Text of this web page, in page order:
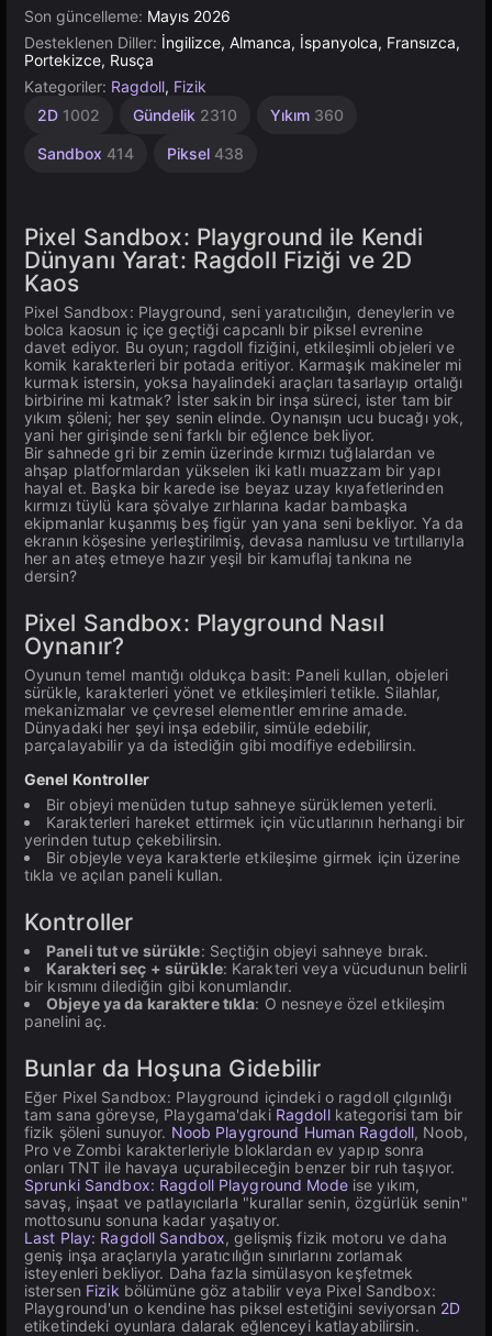
Son güncelleme: Mayıs 2026
Desteklenen Diller: İngilizce, Almanca, İspanyolca, Fransızca,
Portekizce, Rusça
Kategoriler: Ragdoll, Fizik
2D 1002 Gündelik 2310 Yıkım 360
Sandbox 414 Piksel 438
Pixel Sandbox: Playground ile Kendi
Dünyanı Yarat: Ragdoll Fiziği ve 2D
Kaos
Pixel Sandbox: Playground, seni yaratıcılığın, deneylerin ve
bolca kaosun iç içe geçtiği capcanlı bir piksel evrenine
davet ediyor. Bu oyun; ragdoll fiziğini, etkileşimli objeleri ve
komik karakterleri bir potada eritiyor. Karmaşık makineler mi
kurmak istersin, yoksa hayalindeki araçları tasarlayıp ortalığı
birbirine mi katmak? İster sakin bir inşa süreci, ister tam bir
yıkım şöleni; her şey senin elinde. Oynanışın ucu bucağı yok,
yani her girişinde seni farklı bir eğlence bekliyor.
Bir sahnede gri bir zemin üzerinde kırmızı tuğlalardan ve
ahşap platformlardan yükselen iki katlı muazzam bir yapı
hayal et. Başka bir karede ise beyaz uzay kıyafetlerinden
kırmızı tüylü kara şövalye zırhlarına kadar bambaşka
ekipmanlar kuşanmış beş figür yan yana seni bekliyor. Ya da
ekranın köşesine yerleştirilmiş, devasa namlusu ve tırtıllarıyla
her an ateş etmeye hazır yeşil bir kamuflaj tankına ne
dersin?
Pixel Sandbox: Playground Nasıl
Oynanır?
Oyunun temel mantığı oldukça basit: Paneli kullan, objeleri
sürükle, karakterleri yönet ve etkileşimleri tetikle. Silahlar,
mekanizmalar ve çevresel elementler emrine amade.
Dünyadaki her şeyi inşa edebilir, simüle edebilir,
parçalayabilir ya da istediğin gibi modifiye edebilirsin.
Genel Kontroller
Bir objeyi menüden tutup sahneye sürüklemen yeterli.
Karakterleri hareket ettirmek için vücutlarının herhangi bir
yerinden tutup çekebilirsin.
Bir objeyle veya karakterle etkileşime girmek için üzerine
tıkla ve açılan paneli kullan.
Kontroller
Paneli tut ve sürükle: Seçtiğin objeyi sahneye bırak.
Karakteri seç + sürükle: Karakteri veya vücudunun belirli
bir kısmını dilediğin gibi konumlandır.
Objeye ya da karaktere tıkla: O nesneye özel etkileşim
panelini aç.
Bunlar da Hoşuna Gidebilir
Eğer Pixel Sandbox: Playground içindeki o ragdoll çılgınlığı
tam sana göreyse, Playgama'daki Ragdollkategorisi tam bir
fizik şöleni sunuyor. Noob Playground Human Ragdoll, Noob,
Pro ve Zombi karakterleriyle bloklardan ev yapıp sonra
onları TNT ile havaya uçurabileceğin benzer bir ruh taşıyor.
Sprunki Sandbox: Ragdoll Playground Modeise yıkım,
savaş, inşaat ve patlayıcılarla "kurallar senin, özgürlük senin"
mottosunu sonuna kadar yaşatıyor.
Last Play: Ragdoll Sandbox, gelişmiş fizik motoru ve daha
geniş inşa araçlarıyla yaratıcılığın sınırlarını zorlamak
isteyenleri bekliyor. Daha fazla simülasyon keşfetmek
istersen Fizik bölümüne göz atabilir veya Pixel Sandbox:
Playground'un o kendine has piksel estetiğini seviyorsan 2D
etiketindeki oyunlara dalarak eğlenceyi katlayabilirsin.